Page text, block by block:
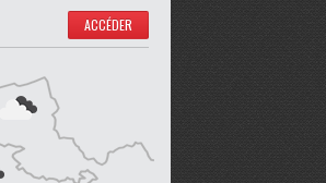
ACCÉDER